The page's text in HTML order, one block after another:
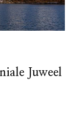
Juweel